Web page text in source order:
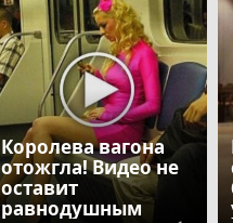
Королева вагона
отожгла! Видео не
оставит
равнодушным